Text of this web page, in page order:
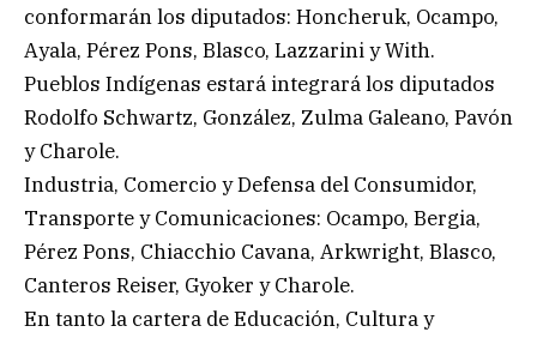
conformarán los diputados: Honcheruk, Ocampo,
Ayala, Pérez Pons, Blasco, Lazzarini y With.
Pueblos Indígenas estará integrará los diputados
Rodolfo Schwartz, González, Zulma Galeano, Pavón
y Charole.
Industria, Comercio y Defensa del Consumidor,
Transporte y Comunicaciones: Ocampo, Bergia,
Pérez Pons, Chiacchio Cavana, Arkwright, Blasco,
Canteros Reiser, Gyoker y Charole.
En tanto la cartera de Educación, Cultura y